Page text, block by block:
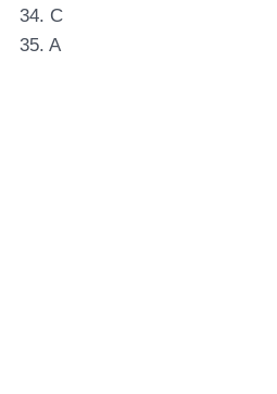
34. C
35. A